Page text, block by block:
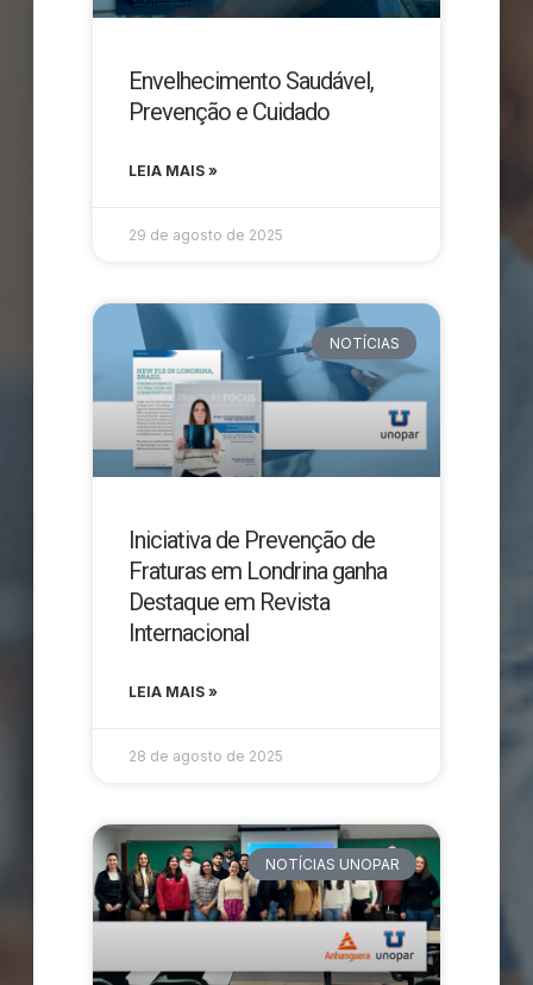
Envelhecimento Saudável,
Prevenção e Cuidado
LEIA MAIS »
29 de agosto de 2025
NOTÍCIAS
Iniciativa de Prevenção de
Fraturas em Londrina ganha
Destaque em Revista
Internacional
LEIA MAIS »
28 de agosto de 2025
NOTÍCIAS UNOPAR